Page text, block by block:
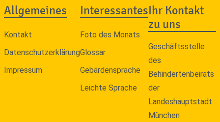
Allgemeines
Kontakt
Datenschutzerklärung
Impressum
Interessantes
Foto des Monats
Glossar
Gebärdensprache
Leichte Sprache
Ihr Kontakt
zu uns
Geschäftsstelle
des
Behindertenbeirats
der
Landeshauptstadt
München